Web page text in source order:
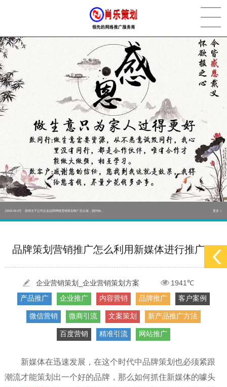
[2022-05-29] 实体门店如何做网络推广吸引客户，实体店网络营销技巧... 更多 >
[2022-05-04] 污水处理设备厂家产品如何做网络推广（污水处理项目网... 更多 >
[2022-03-27] 疫情当下公司企业品牌网络营销策划推广怎么做，国内知... 更多 >
[2022-05-29] 实体门店如何做网络推广吸引客户，实体店网络营销技巧... 更多 >
更多 >
疫情当下公司企业品牌网络营销策划推广怎么做，国内知...
品牌策划营销推广怎么利用新媒体进行推广？
企业营销策划_企业营销策划方案
1941℃
产品推广
企业推广 内容营销 品牌推广 客户案例
微信营销 微商引流 文案策划 新产品推广方法
百度营销 精准引流 网站推广
新媒体在迅速发展，在这个时代中品牌策划也必须紧跟
潮流才能策划出一个好的品牌，那么如何抓住新媒体的噱头